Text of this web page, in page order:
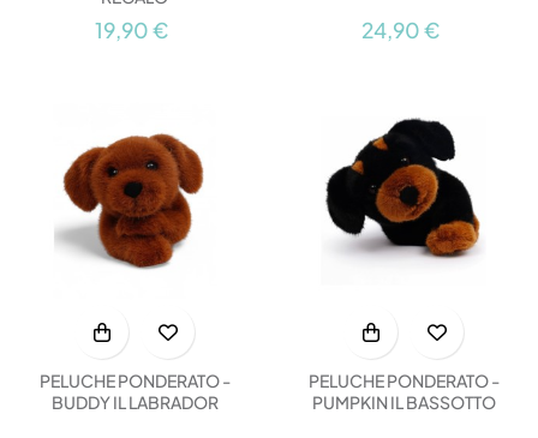
19,90 € 24,90 €
PELUCHE PONDERATO -
BUDDY IL LABRADOR
PELUCHE PONDERATO -
PUMPKIN IL BASSOTTO